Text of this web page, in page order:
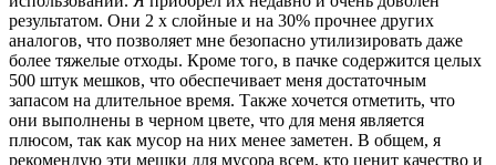
результатом. Они 2 х слойные и на 30% прочнее других
аналогов, что позволяет мне безопасно утилизировать даже
более тяжелые отходы. Кроме того, в пачке содержится целых
500 штук мешков, что обеспечивает меня достаточным
запасом на длительное время. Также хочется отметить, что
они выполнены в черном цвете, что для меня является
плюсом, так как мусор на них менее заметен. В общем, я
рекомендую эти мешки для мусора всем, кто ценит качество и